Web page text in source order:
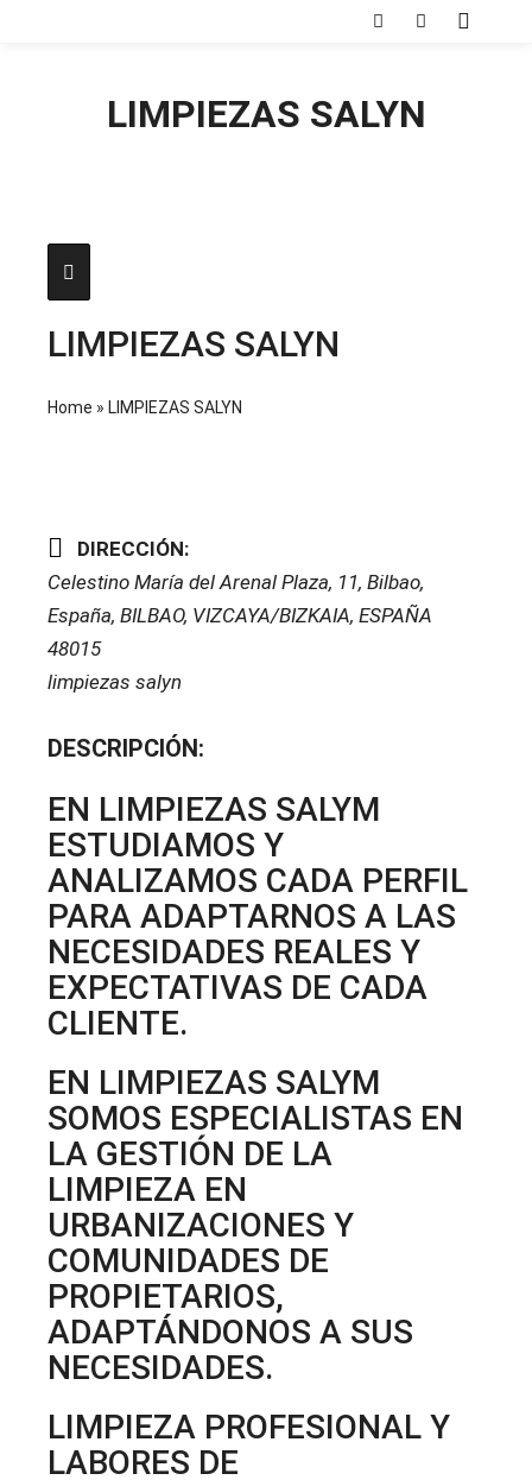
LIMPIEZAS SALYN
LIMPIEZAS SALYN
Home » LIMPIEZAS SALYN
DIRECCIÓN:
Celestino María del Arenal Plaza, 11, Bilbao,
España, BILBAO, VIZCAYA/BIZKAIA, ESPAÑA
48015
limpiezas salyn
DESCRIPCIÓN:
EN LIMPIEZAS SALYM
ESTUDIAMOS Y
ANALIZAMOS CADA PERFIL
PARA ADAPTARNOS A LAS
NECESIDADES REALES Y
EXPECTATIVAS DE CADA
CLIENTE.
EN LIMPIEZAS SALYM
SOMOS ESPECIALISTAS EN
LA GESTIÓN DE LA
LIMPIEZA EN
URBANIZACIONES Y
COMUNIDADES DE
PROPIETARIOS,
ADAPTÁNDONOS A SUS
NECESIDADES.
LIMPIEZA PROFESIONAL Y
LABORES DE